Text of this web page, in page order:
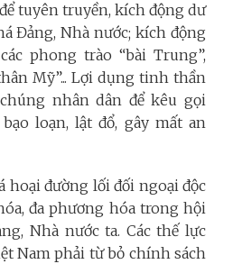
tuyên truyền, kích động dư
Đảng, Nhà nước; kích động
phong trào “bài Trung”,
Mỹ”... Lợi dụng tinh thần
nhân dân để kêu gọi
loạn, lật đổ, gây mất an
hoại đường lối đối ngoại độc
đa phương hóa trong hội
Nhà nước ta. Các thế lực
Nam phải từ bỏ chính sách